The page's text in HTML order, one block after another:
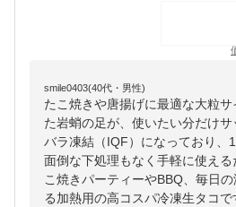
smile0403(40代・男性)
たこ焼きや唐揚げに最適な大粒
た岩蛸の足が、使いたい分だけ
バラ凍結（IQF）になっており、
面倒な下処理もなく手軽に使え
こ焼きパーティーやBBQ、毎日
る加熱用の高コスパ冷凍生タコで